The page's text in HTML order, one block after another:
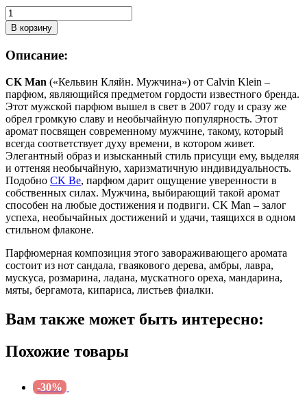
Количество
товара
CALVIN
KLEIN
MAN
(m)
100ml
В корзину
Описание:
CK Man («Кельвин Кляйн. Мужчина») от Calvin Klein –
парфюм, являющийся предметом гордости известного бренда.
Этот мужской парфюм вышел в свет в 2007 году и сразу же
обрел громкую славу и необычайную популярность. Этот
аромат посвящен современному мужчине, такому, который
всегда соответствует духу времени, в котором живет.
Элегантный образ и изысканный стиль присущи ему, выделяя
и оттеняя необычайную, харизматичную индивидуальность.
Подобно CK Be, парфюм дарит ощущение уверенности в
собственных силах. Мужчина, выбирающий такой аромат
способен на любые достижения и подвиги. CK Man – залог
успеха, необычайных достижений и удачи, таящихся в одном
стильном флаконе.
Парфюмерная композиция этого завораживающего аромата
состоит из нот сандала, гваякового дерева, амбры, лавра,
мускуса, розмарина, ладана, мускатного ореха, мандарина,
мяты, бергамота, кипариса, листьев фиалки.
Вам также может быть интересно:
Похожие товары
-30%